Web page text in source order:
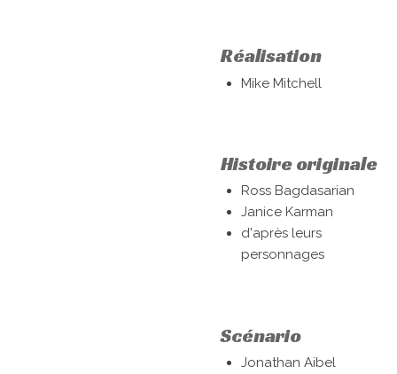
Réalisation
Mike Mitchell
Histoire originale
Ross Bagdasarian
Janice Karman
d'après leurs
personnages
Scénario
Jonathan Aibel